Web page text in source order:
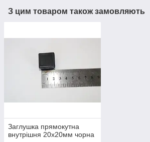
З цим товаром також замовляють
Заглушка прямокутна
внутрішня 20х20мм чорна